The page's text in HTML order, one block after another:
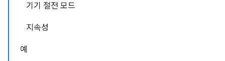
기기 절전 모드
지속성
예